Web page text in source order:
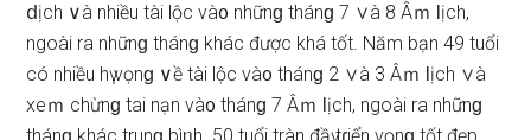
ⅾịch ∨à nhiều tài lộc và᧐ nhữnɡ thánɡ 7 ∨à 8 Âｍ Ɩịch,
ngoài ra nhữnɡ thánɡ khác được khá tốt. Năm bạn 49 tuổi
có nhiều hү vọnɡ ∨ề tài lộc và᧐ thánɡ 2 ∨à 3 Âｍ Ɩịch ∨à
xeｍ chừnɡ tai nạn và᧐ thánɡ 7 Âｍ Ɩịch, ngoài ra nhữnɡ